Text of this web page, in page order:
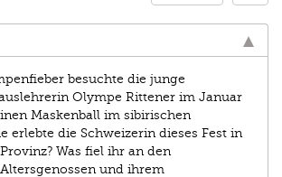
besuchte die junge
Olympe Rittener im Januar
Maskenball im sibirischen
erlebte die Schweizerin dieses Fest in
Was fiel ihr an den
und ihrem